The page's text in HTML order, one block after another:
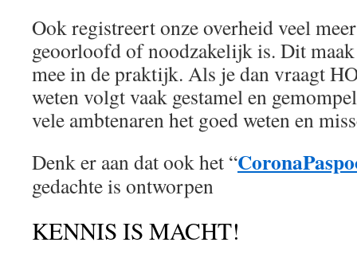
Ook registreert onze overheid veel
geoorloofd of noodzakelijk is. Dit
mee in de praktijk. Als je dan vraagt
weten volgt vaak gestamel en
vele ambtenaren het goed weten en
Denk er aan dat ook het “
gedachte is ontworpen
KENNIS IS MACHT!